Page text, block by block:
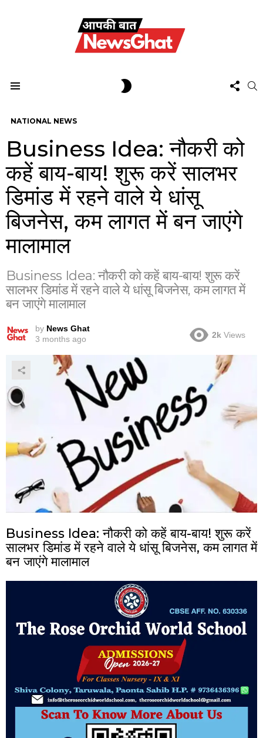
US
NATIONAL NEWS
Business Idea: नौकरी को
कहें बाय-बाय! शुरू करें सालभर
डिमांड में रहने वाले ये धांसू
बिजनेस, कम लागत में बन जाएंगे
मालामाल
Business Idea: नौकरी को कहें बाय-बाय! शुरू करें
सालभर डिमांड में रहने वाले ये धांसू बिजनेस, कम लागत में
बन जाएंगे मालामाल
by News Ghat
3 months ago
2k Views
Business Idea: नौकरी को कहें बाय-बाय! शुरू करें
सालभर डिमांड में रहने वाले ये धांसू बिजनेस, कम लागत में
बन जाएंगे मालामाल